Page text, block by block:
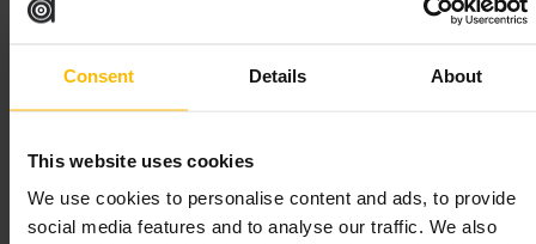
Consent Details About
This website uses cookies
We use cookies to personalise content and ads, to provide
social media features and to analyse our traffic. We also
Plan uw bezoek
Boek je les vooraf via de app of website om teleurstelling te
voorkomen. Kom in sportkleding en draag schone sportschoenen.
kun je vooraf contact opnemen voor een aangepaste sessie.
en N1 0PS, VK